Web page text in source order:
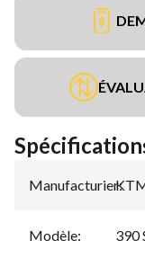
Manufacturier:
Modèle: 390